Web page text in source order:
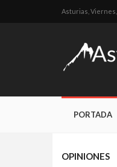
Asturias, Viernes,
PORTADA
OPINIONES